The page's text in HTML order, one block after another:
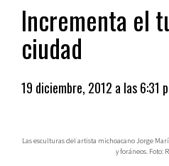
Incrementa el
ciudad
19 diciembre, 2012 a las 6:31
Las esculturas del artista michoacano Jorge
y foráneos. Foto: